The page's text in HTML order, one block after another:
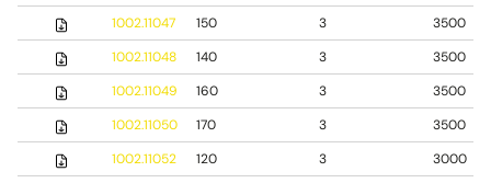
1002.11047
150 3
3500
1002.11048
140 3
3500
1002.11049
160 3
3500
1002.11050
170 3
3500
1002.11052
120 3
3000